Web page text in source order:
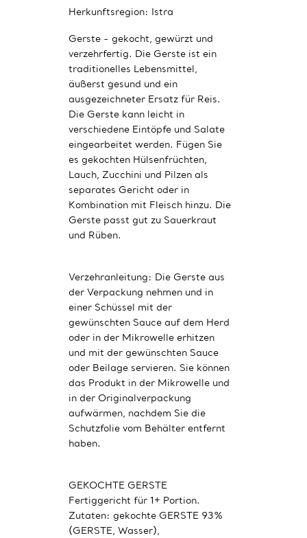
Herkunftsregion: Istra
Gerste - gekocht, gewürzt und
verzehrfertig. Die Gerste ist ein
traditionelles Lebensmittel,
äußerst gesund und ein
ausgezeichneter Ersatz für Reis.
Die Gerste kann leicht in
verschiedene Eintöpfe und Salate
eingearbeitet werden. Fügen Sie
es gekochten Hülsenfrüchten,
Lauch, Zucchini und Pilzen als
separates Gericht oder in
Kombination mit Fleisch hinzu. Die
Gerste passt gut zu Sauerkraut
und Rüben.
Verzehranleitung: Die Gerste aus
der Verpackung nehmen und in
einer Schüssel mit der
gewünschten Sauce auf dem Herd
oder in der Mikrowelle erhitzen
und mit der gewünschten Sauce
oder Beilage servieren. Sie können
das Produkt in der Mikrowelle und
in der Originalverpackung
aufwärmen, nachdem Sie die
Schutzfolie vom Behälter entfernt
haben.
GEKOCHTE GERSTE
Fertiggericht für 1+ Portion.
Zutaten: gekochte GERSTE 93%
(GERSTE, Wasser),